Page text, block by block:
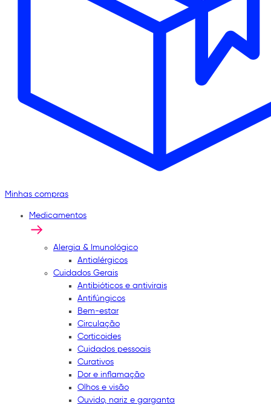
Minhas compras
Medicamentos
Alergia & Imunológico
Antialérgicos
Cuidados Gerais
Antibióticos e antivirais
Antifúngicos
Bem-estar
Circulação
Corticoides
Cuidados pessoais
Curativos
Dor e inflamação
Olhos e visão
Ouvido, nariz e garganta